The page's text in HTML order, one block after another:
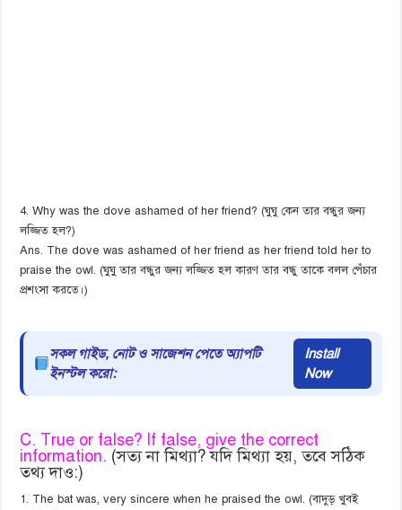
4. Why was the dove ashamed of her friend? (ঘুঘু কেন তার বন্ধুর জন্য
লজ্জিত হল?)
Ans. The dove was ashamed of her friend as her friend told her to
praise the owl. (ঘুঘু তার বন্ধুর জন্য লজ্জিত হল কারণ তার বন্ধু তাকে বলল পেঁচার
প্রশংসা করতে।)
সকল গাইড, নোট ও সাজেশন পেতে অ্যাপটি
ইনস্টল করো:
Install
Now
C. True or false? If false, give the correct
information. (সত্য না মিথ্যা? যদি মিথ্যা হয়, তবে সঠিক
তথ্য দাও:)
1. The bat was, very sincere when he praised the owl. (বাদুড় খুবই